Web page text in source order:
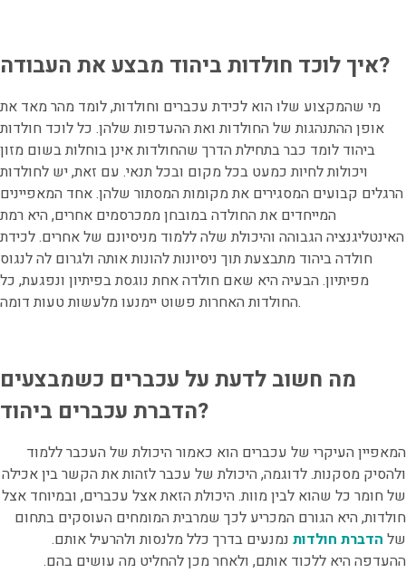
איך לוכד חולדות ביהוד מבצע את העבודה?
מי שהמקצוע שלו הוא לכידת עכברים וחולדות, לומד מהר מאד את
אופן ההתנהגות של החולדות ואת ההעדפות שלהן. כל לוכד חולדות
ביהוד לומד כבר בתחילת הדרך שהחולדות אינן בוחלות בשום מזון
ויכולות לחיות כמעט בכל מקום ובכל תנאי. עם זאת, יש לחולדות
הרגלים קבועים המסגירים את מקומות המסתור שלהן. אחד המאפיינים
המייחדים את החולדה במובחן ממכרסמים אחרים, היא רמת
האינטליגנציה הגבוהה והיכולת שלה ללמוד מניסיונם של אחרים. לכידת
חולדה ביהוד מתבצעת תוך ניסיונות להונות אותה ולגרום לה לנגוס
מפיתיון. הבעיה היא שאם חולדה אחת נוגסת בפיתיון ונפגעת, כל
החולדות האחרות פשוט יימנעו מלעשות טעות דומה.
מה חשוב לדעת על עכברים כשמבצעים
הדברת עכברים ביהוד?
המאפיין העיקרי של עכברים הוא כאמור היכולת של העכבר ללמוד
ולהסיק מסקנות. לדוגמה, היכולת של עכבר לזהות את הקשר בין אכילה
של חומר כל שהוא לבין מוות. היכולת הזאת אצל עכברים, ובמיוחד אצל
חולדות, היא הגורם המכריע לכך שמרבית המומחים העוסקים בתחום
של הדברת חולדות נמנעים בדרך כלל מלנסות ולהרעיל אותם.
ההעדפה היא ללכוד אותם, ולאחר מכן להחליט מה עושים בהם.